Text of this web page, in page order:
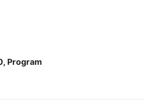
Program